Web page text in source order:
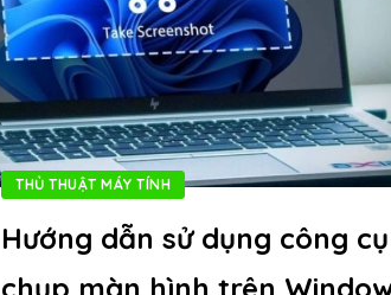
THỦ THUẬT MÁY TÍNH
Hướng dẫn sử dụng công cụ